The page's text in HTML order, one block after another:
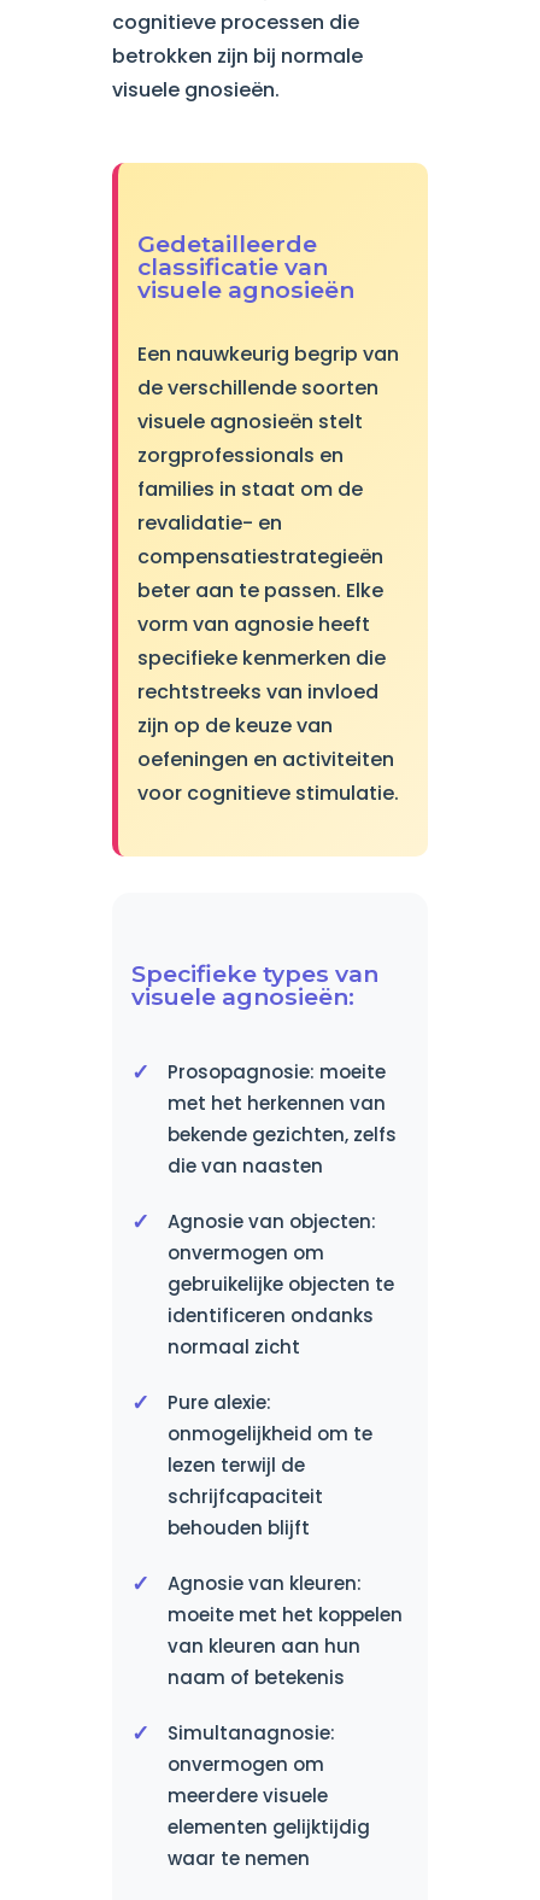
cognitieve processen die
betrokken zijn bij normale
visuele gnosieën.
Gedetailleerde
classificatie van
visuele agnosieën
Een nauwkeurig begrip van
de verschillende soorten
visuele agnosieën stelt
zorgprofessionals en
families in staat om de
revalidatie- en
compensatiestrategieën
beter aan te passen. Elke
vorm van agnosie heeft
specifieke kenmerken die
rechtstreeks van invloed
zijn op de keuze van
oefeningen en activiteiten
voor cognitieve stimulatie.
Specifieke types van
visuele agnosieën:
Prosopagnosie: moeite
met het herkennen van
bekende gezichten, zelfs
die van naasten
Agnosie van objecten:
onvermogen om
gebruikelijke objecten te
identificeren ondanks
normaal zicht
Pure alexie:
onmogelijkheid om te
lezen terwijl de
schrijfcapaciteit
behouden blijft
Agnosie van kleuren:
moeite met het koppelen
van kleuren aan hun
naam of betekenis
Simultanagnosie:
onvermogen om
meerdere visuele
elementen gelijktijdig
waar te nemen